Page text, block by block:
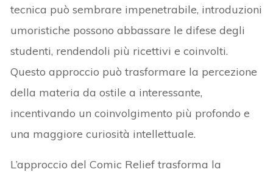
tecnica può sembrare impenetrabile, introduzioni
umoristiche possono abbassare le difese degli
studenti, rendendoli più ricettivi e coinvolti.
Questo approccio può trasformare la percezione
della materia da ostile a interessante,
incentivando un coinvolgimento più profondo e
una maggiore curiosità intellettuale.
L’approccio del Comic Relief trasforma la